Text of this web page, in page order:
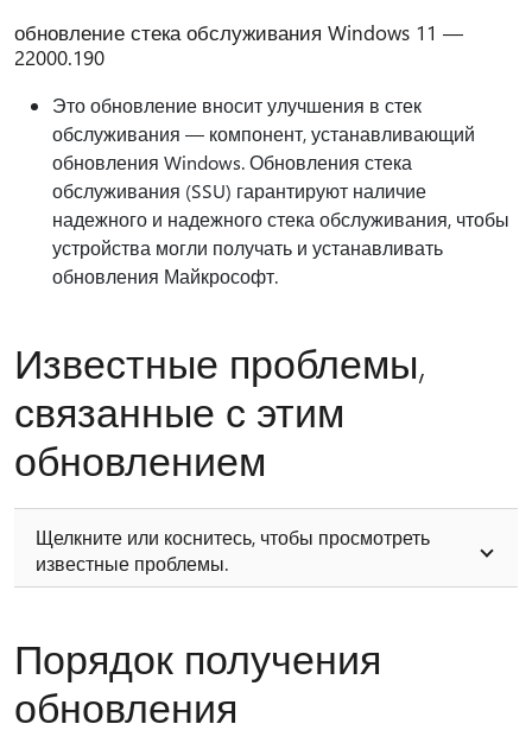
обновление стека обслуживания Windows 11 —
22000.190
Это обновление вносит улучшения в стек
обслуживания — компонент, устанавливающий
обновления Windows. Обновления стека
обслуживания (SSU) гарантируют наличие
надежного и надежного стека обслуживания, чтобы
устройства могли получать и устанавливать
обновления Майкрософт.
Известные проблемы,
связанные с этим
обновлением
Щелкните или коснитесь, чтобы просмотреть
известные проблемы.
Порядок получения
обновления